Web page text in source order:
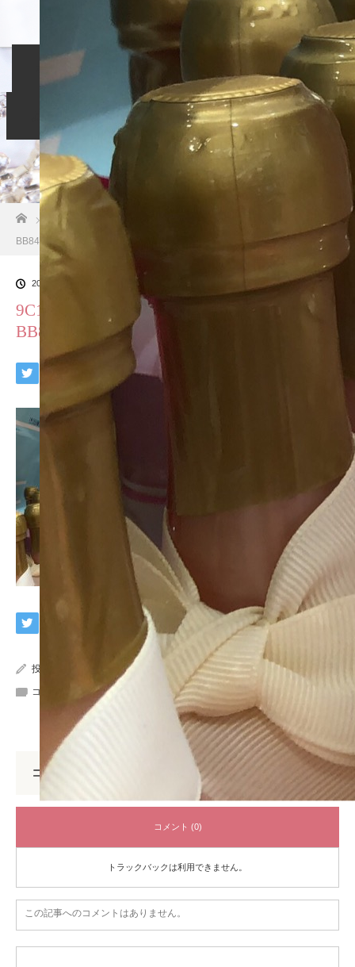
当相談所について
よくある質問 ご成婚者の声 お問い合わせ
スタッフブログ
BB846764CCAE
2018.10.26
9C1DCCF1-6682-45E3-AB56-
BB846764CCAE
投稿者:
コメント:
コメント
コメント (0)
トラックバックは利用できません。
この記事へのコメントはありません。